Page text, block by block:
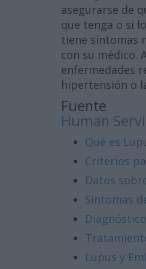
asegurarse de
que tenga o si
tiene síntomas
con su médico.
enfermedades
hipertensión o
Fuente
Human
Qué es
Criterios
Datos
Sintomas
Lupus y